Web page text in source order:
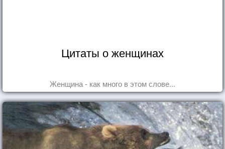
Цитаты о женщинах
Женщина - как много в этом слове...